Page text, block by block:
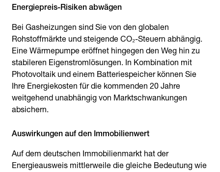
Energiepreis-Risiken abwägen
Bei Gasheizungen sind Sie von den globalen
Rohstoffmärkte und steigende CO₂-Steuern abhängig.
Eine Wärmepumpe eröffnet hingegen den Weg hin zu
stabileren Eigenstromlösungen. In Kombination mit
Photovoltaik und einem Batteriespeicher können Sie
Ihre Energiekosten für die kommenden 20 Jahre
weitgehend unabhängig von Marktschwankungen
absichern.
Auswirkungen auf den Immobilienwert
Auf dem deutschen Immobilienmarkt hat der
Energieausweis mittlerweile die gleiche Bedeutung wie